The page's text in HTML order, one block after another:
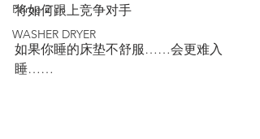
Prime 2 cn
WASHER DRYER
将如何跟上竞争对手
如果你睡的床垫不舒服……会更难入
睡……